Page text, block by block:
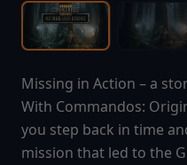
Missing in Action – a
With Commandos:
you step back in time
mission that led to the